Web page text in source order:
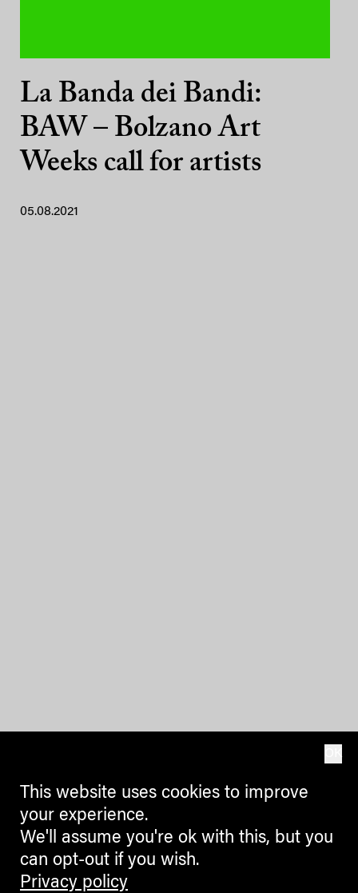
La Banda dei Bandi:
BAW – Bolzano Art
Weeks call for artists
05.08.2021
This website uses cookies to improve
your experience.
We'll assume you're ok with this, but you
can opt-out if you wish.
Privacy policy